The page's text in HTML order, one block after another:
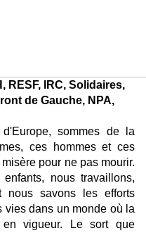
RESF, IRC, Solidaires,
de Gauche, NPA,
sommes de la
ces hommes et ces
pour ne pas mourir.
nous travaillons,
nous savons les efforts
vies dans un monde où la
vigueur. Le sort que